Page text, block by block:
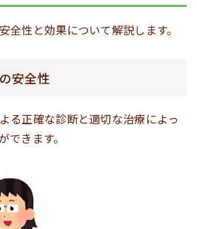
全性と効果について解説します。
安全性
る正確な診断と適切な治療によっ
できます。